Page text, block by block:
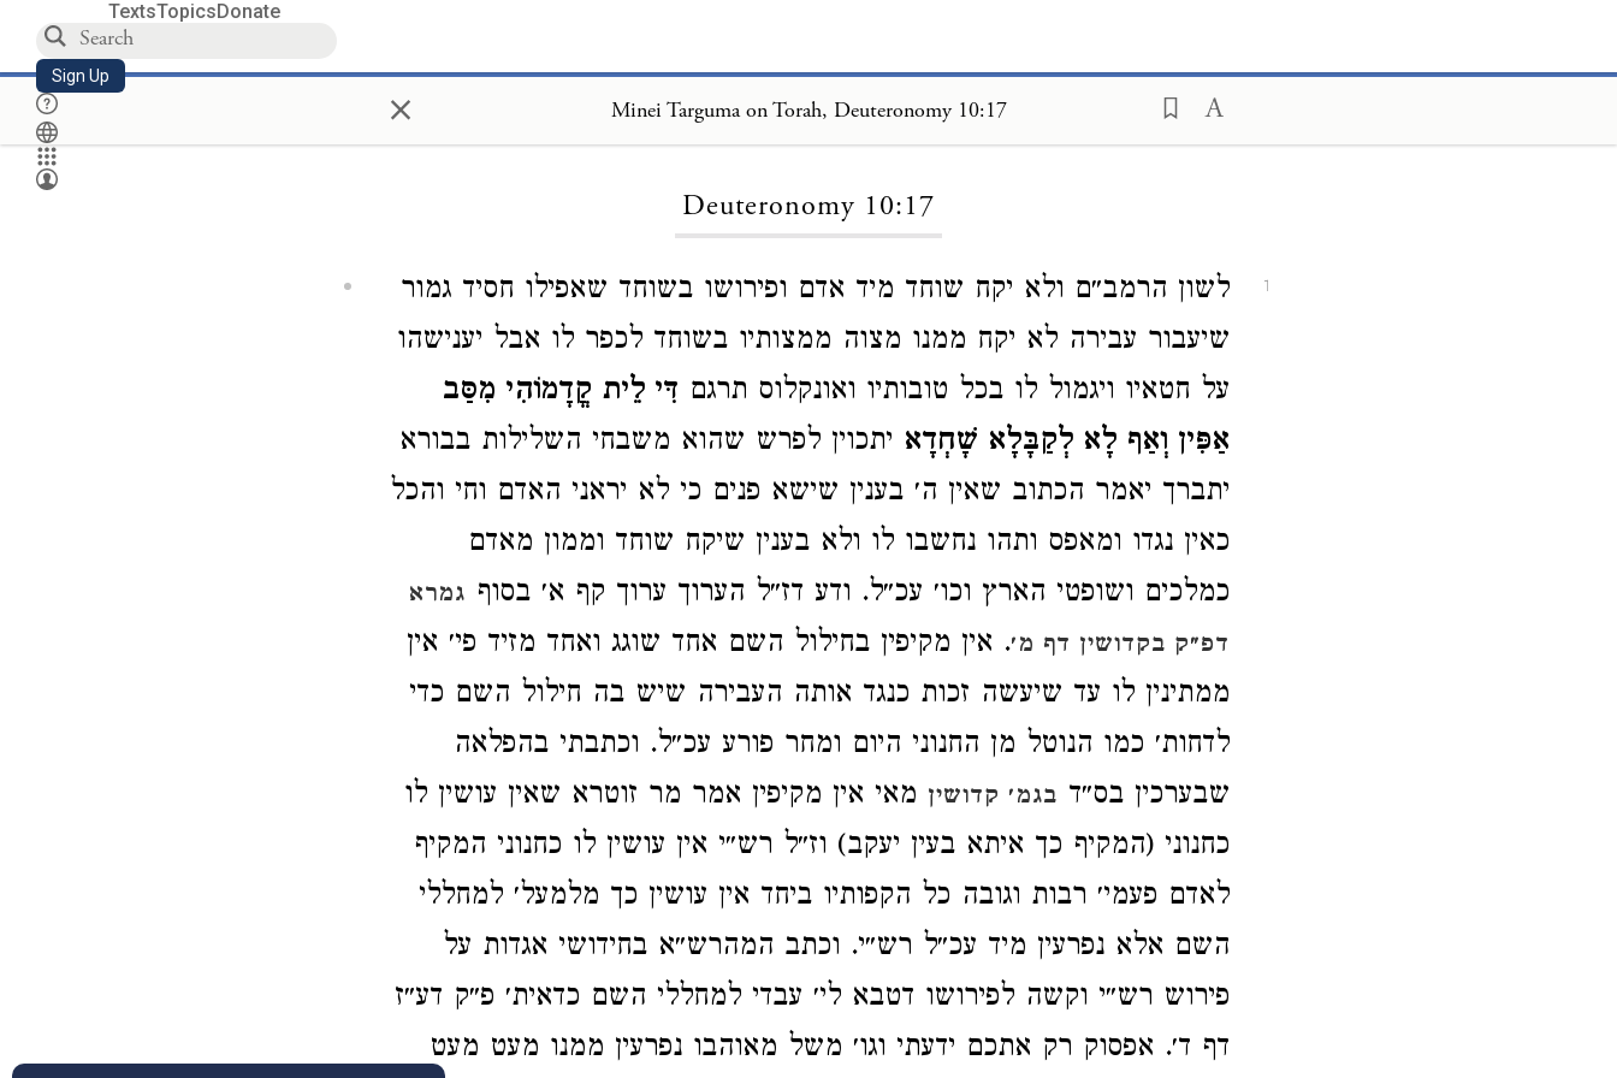
TextsTopicsDonate
Sign Up × Minei Targuma on Torah, Deuteronomy 10:17
Deuteronomy 10:17
1
לשון הרמב״ם ולא יקח שוחד מיד אדם ופירושו בשוחד שאפילו חסיד גמור
שיעבור עבירה לא יקח ממנו מצוה ממצותיו בשוחד לכפר לו אבל יענישהו
על חטאיו ויגמול לו בכל טובותיו ואונקלוס תרגם דִּי לֵית קֳדָמוֹהִי מִסַּב
אַפִּין וְאַף לָא לְקַבָּלָא שָׁחְדָא יתכוין לפרש שהוא משבחי השלילות בבורא
יתברך יאמר הכתוב שאין ה׳ בענין שישא פנים כי לא יראני האדם וחי והכל
כאין נגדו ומאפס ותהו נחשבו לו ולא בענין שיקח שוחד וממון מאדם
כמלכים ושופטי הארץ וכו׳ עכ״ל. ודע דז״ל הערוך ערוך קף א׳ בסוף גמרא
דפ״ק בקדושין דף מ׳. אין מקיפין בחילול השם אחד שוגג ואחד מזיד פי׳ אין
ממתינין לו עד שיעשה זכות כנגד אותה העבירה שיש בה חילול השם כדי
לדחות׳ כמו הנוטל מן החנוני היום ומחר פורע עכ״ל. וכתבתי בהפלאה
שבערכין בס״ד בגמ׳ קדושין מאי אין מקיפין אמר מר זוטרא שאין עושין לו
כחנוני (המקיף כך איתא בעין יעקב) וז״ל רש״י אין עושין לו כחנוני המקיף
לאדם פעמי׳ רבות וגובה כל הקפותיו ביחד אין עושין כך מלמעל׳ למחללי
השם אלא נפרעין מיד עכ״ל רש״י. וכתב המהרש״א בחידושי אגדות על
פירוש רש״י וקשה לפירושו דטבא לי׳ עבדי למחללי השם כדאית׳ פ״ק דע״ז
דף ד׳. אפסוק רק אתכם ידעתי וגו׳ משל מאוהבו נפרעין ממנו מעט מעט